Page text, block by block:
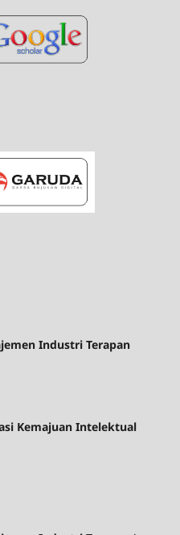
Industri Terapan
Kemajuan Intelektual